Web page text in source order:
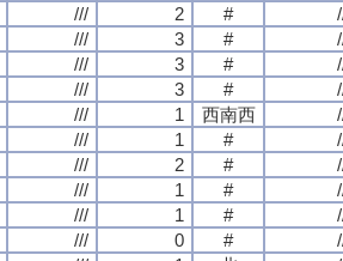
/// 2 #
/// 3 #
/// 3 #
/// 3 #
/// 1 西南西
/// 1 #
/// 2 #
/// 1 #
/// 1 #
/// 0 #